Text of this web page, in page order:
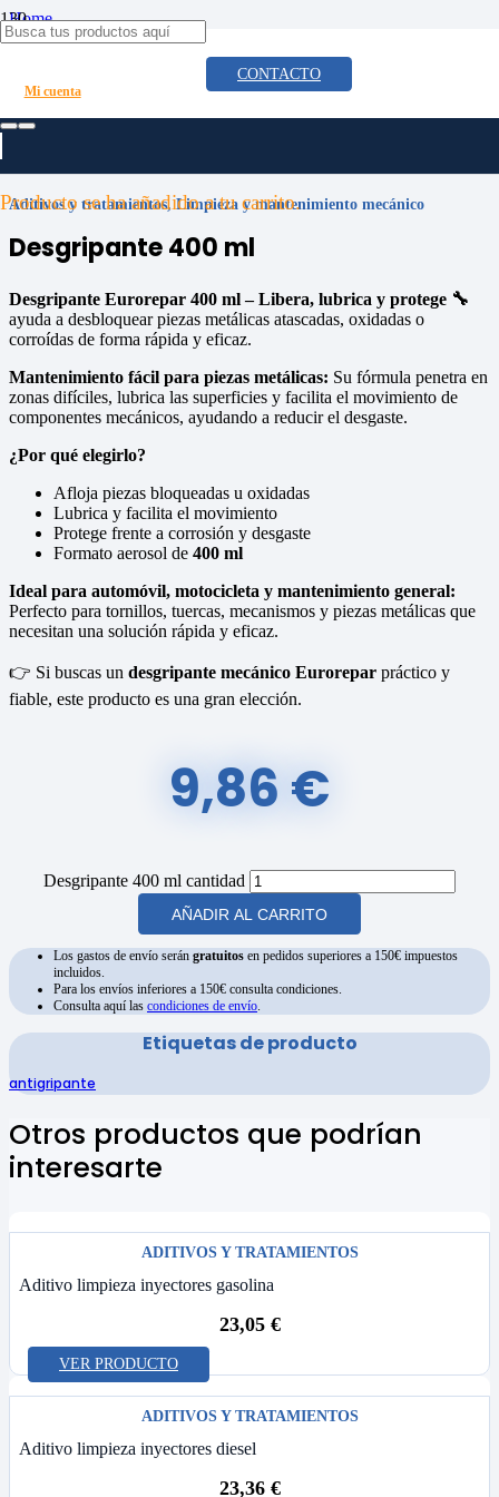
CONTACTO
Mi cuenta
Productose ha añadido a tu carrito.
Home
/
Aditivos y tratamientos
/
Aditivos y tratamientos,Limpieza y mantenimiento mecánico
Desgripante 400 ml
Desgripante Eurorepar 400 ml – Libera, lubrica y protege 🔧
ayuda a desbloquear piezas metálicas atascadas, oxidadas o
corroídas de forma rápida y eficaz.
Mantenimiento fácil para piezas metálicas: Su fórmula penetra en
zonas difíciles, lubrica las superficies y facilita el movimiento de
componentes mecánicos, ayudando a reducir el desgaste.
¿Por qué elegirlo?
Afloja piezas bloqueadas u oxidadas
Lubrica y facilita el movimiento
Protege frente a corrosión y desgaste
Formato aerosol de 400 ml
Ideal para automóvil, motocicleta y mantenimiento general:
Perfecto para tornillos, tuercas, mecanismos y piezas metálicas que
necesitan una solución rápida y eficaz.
👉 Si buscas un desgripante mecánico Eurorepar práctico y
fiable, este producto es una gran elección.
9,86 €
Desgripante 400 ml cantidad
AÑADIR AL CARRITO
Los gastos de envío serán gratuitos en pedidos superiores a 150€ impuestos
incluidos.
Para los envíos inferiores a 150€ consulta condiciones.
Consulta aquí las condiciones de envío.
Etiquetas de producto
antigripante
Otros productos que podrían
interesarte
ADITIVOS Y TRATAMIENTOS
Aditivo limpieza inyectores gasolina
23,05 €
VER PRODUCTO
ADITIVOS Y TRATAMIENTOS
Aditivo limpieza inyectores diesel
23,36 €